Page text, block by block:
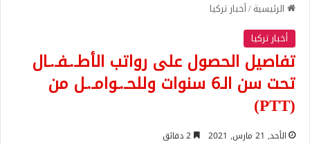
الرئيسية/أخبار تركيا
أخبار تركيا
تفاصيل الحصول على رواتب الأطـ.ـفـ.ـال
تحت سن الـ6 سنوات وللحـ.ـوامـ.ـل من
(PTT)
الأحد, 21 مارس, 2021